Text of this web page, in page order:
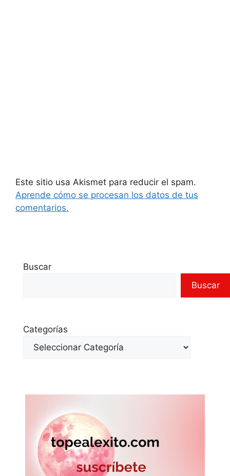
Este sitio usa Akismet para reducir el spam.
Aprende cómo se procesan los datos de tus
comentarios.
Buscar
Buscar
Categorías